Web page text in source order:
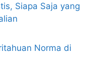
Siapa Saja yang
Norma di